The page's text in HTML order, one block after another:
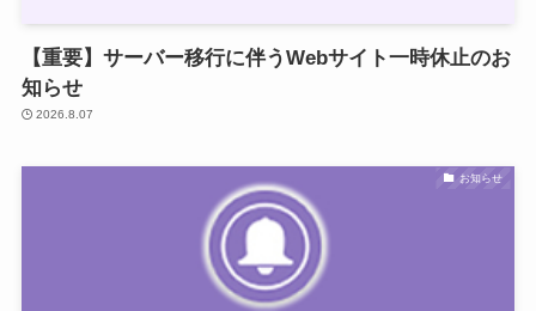
【重要】サーバー移行に伴うWebサイト一時休止のお
知らせ
2026.8.07
お知らせ